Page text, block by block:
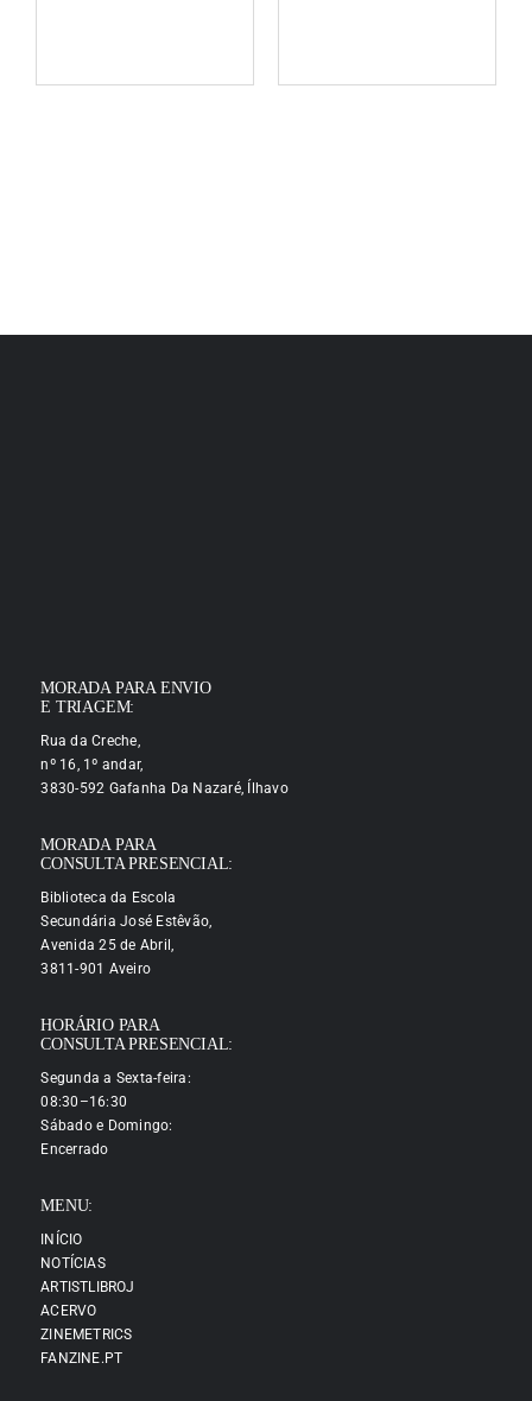
MORADA PARA ENVIO
E TRIAGEM:
Rua da Creche,
nº 16, 1º andar,
3830-592 Gafanha Da Nazaré, Ílhavo
MORADA PARA
CONSULTA PRESENCIAL:
Biblioteca da Escola
Secundária José Estêvão,
Avenida 25 de Abril,
3811-901 Aveiro
HORÁRIO PARA
CONSULTA PRESENCIAL:
Segunda a Sexta-feira:
08:30–16:30
Sábado e Domingo:
Encerrado
MENU:
INÍCIO
NOTÍCIAS
ARTISTLIBROJ
ACERVO
ZINEMETRICS
FANZINE.PT